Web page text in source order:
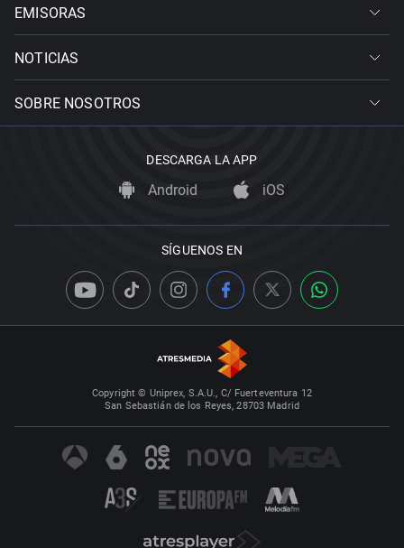
EMISORAS
NOTICIAS
SOBRE NOSOTROS
DESCARGA LA APP
Android iOS
SÍGUENOS EN
Copyright © Uniprex, S.A.U., C/ Fuerteventura 12
San Sebastián de los Reyes, 28703 Madrid